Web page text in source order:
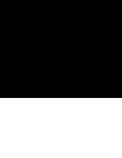
l’app Nexus.